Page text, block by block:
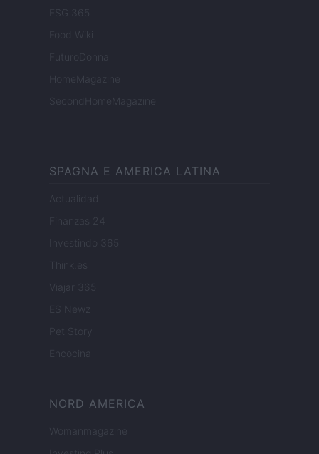
ESG 365
Food Wiki
FuturoDonna
HomeMagazine
SecondHomeMagazine
SPAGNA E AMERICA LATINA
Actualidad
Finanzas 24
Investindo 365
Think.es
Viajar 365
ES Newz
Pet Story
Encocina
NORD AMERICA
Womanmagazine